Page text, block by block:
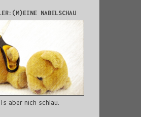
NABELSCHAU
aber nich schlau.